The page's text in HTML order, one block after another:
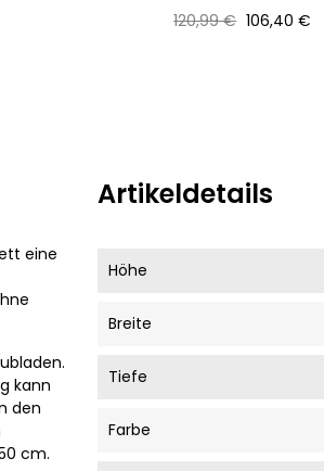
Normaler
120,99 € Preis
106,40 €
eine
kann
den
cm.
Artikeldetails
Höhe
Breite
Tiefe
Farbe